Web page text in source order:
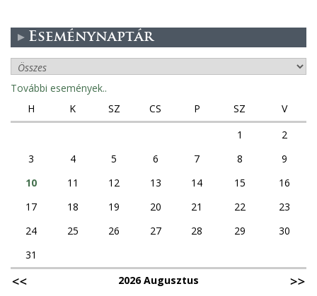
Eseménynaptár
További események..
H
K SZ CS P SZ
V
1
2
3
4 5 6 7 8
9
10
11 12 13 14 15
16
17
18 19 20 21 22
23
24
25 26 27 28 29
30
31
2026 Augusztus